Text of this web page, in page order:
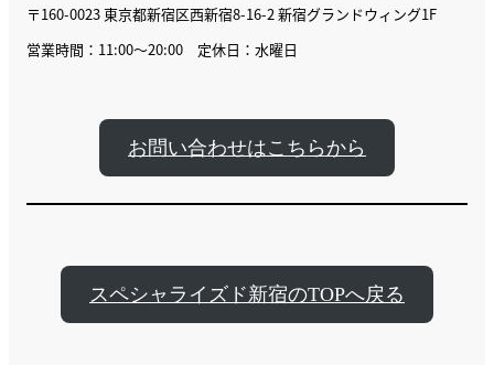
〒160-0023 東京都新宿区西新宿8-16-2 新宿グランドウィング1F
営業時間：11:00〜20:00 定休日：水曜日
お問い合わせはこちらから
スペシャライズド新宿のTOPへ戻る